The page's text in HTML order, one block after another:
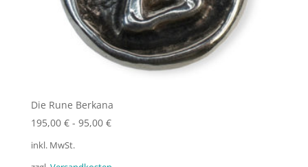
Die Rune Berkana
195,00 €- 95,00 €
inkl. MwSt.